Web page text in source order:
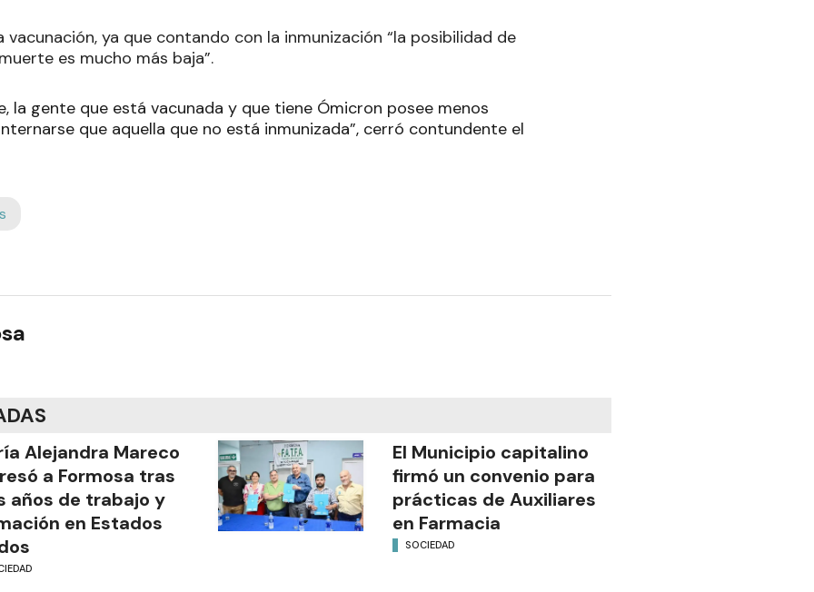
vacunación, ya que contando con la inmunización “la posibilidad de
es mucho más baja”.
la gente que está vacunada y que tiene Ómicron posee menos
que aquella que no está inmunizada”, cerró contundente el
Alejandra Mareco
a Formosa tras
años de trabajo y
en Estados
El Municipio capitalino
firmó un convenio para
prácticas de Auxiliares
en Farmacia
SOCIEDAD